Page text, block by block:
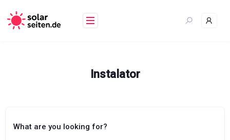
content
Instalator
What are you looking for?